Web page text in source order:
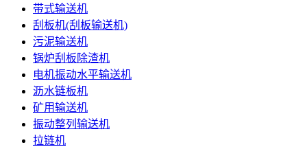
带式输送机
刮板机(刮板输送机)
污泥输送机
锅炉刮板除渣机
电机振动水平输送机
沥水链板机
矿用输送机
振动整列输送机
拉链机